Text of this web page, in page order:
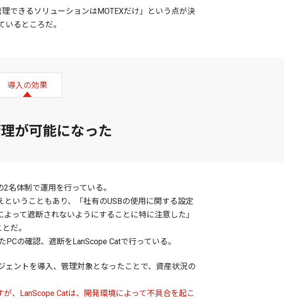
できるソリューションはMOTEXだけ」という点が決
るところだ。
が可能になった
導入の効果
名体制で運用を行っている。
いうこともあり、「社有のUSBの使用に関する設定
って遮断されないようにすることに特に注意した」
だ。
の確認、遮断をLanScope Catで行っている。
ントを導入、管理対象となったことで、資産状況の
、LanScope Catは、開発環境によって不具合を起こ